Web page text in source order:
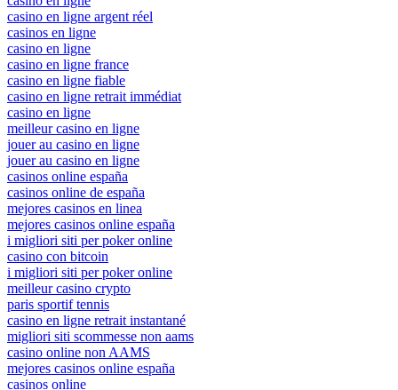
casino en ligne argent réel
casinos en ligne
casino en ligne
casino en ligne france
casino en ligne fiable
casino en ligne retrait immédiat
casino en ligne
meilleur casino en ligne
jouer au casino en ligne
jouer au casino en ligne
casinos online españa
casinos online de españa
mejores casinos en linea
mejores casinos online españa
i migliori siti per poker online
casino con bitcoin
i migliori siti per poker online
meilleur casino crypto
paris sportif tennis
casino en ligne retrait instantané
migliori siti scommesse non aams
casino online non AAMS
mejores casinos online españa
casinos online